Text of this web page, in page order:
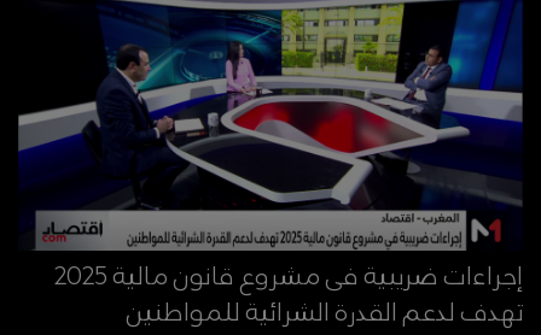
إجراءات ضريبية فى مشروع قانون مالية 2025
تهدف لدعم القدرة الشرائية للمواطنين